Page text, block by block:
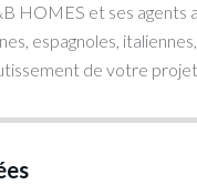
HOMES et ses agents
espagnoles,
de votre